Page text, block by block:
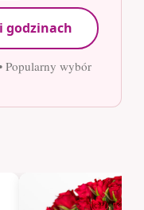
godzinach
Popularny wybór